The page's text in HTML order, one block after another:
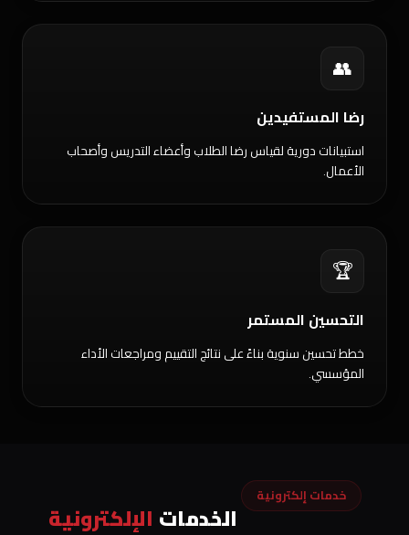
👥
رضا المستفيدين
استبيانات دورية لقياس رضا الطلاب وأعضاء التدريس وأصحاب
الأعمال.
🏆
التحسين المستمر
خطط تحسين سنوية بناءً على نتائج التقييم ومراجعات الأداء
المؤسسي.
خدمات إلكترونية
الخدمات الإلكترونية